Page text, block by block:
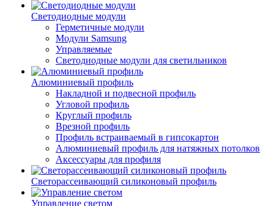
Светодиодные модули
Герметичные модули
Модули Samsung
Управляемые
Светодиодные модули для светильников
Алюминиевый профиль
Накладной и подвесной профиль
Угловой профиль
Круглый профиль
Врезной профиль
Профиль встраиваемый в гипсокартон
Алюминиевый профиль для натяжных потолков
Аксессуары для профиля
Светорассеивающий силиконовый профиль
Управление светом